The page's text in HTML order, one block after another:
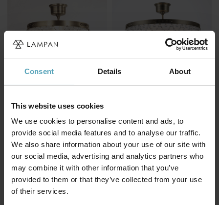
Consent Details About
This website uses cookies
We use cookies to personalise content and ads, to
provide social media features and to analyse our traffic.
We also share information about your use of our site with
our social media, advertising and analytics partners who
may combine it with other information that you’ve
provided to them or that they’ve collected from your use
of their services.
Fanny Ø36
kr 2 329 kr 3 079